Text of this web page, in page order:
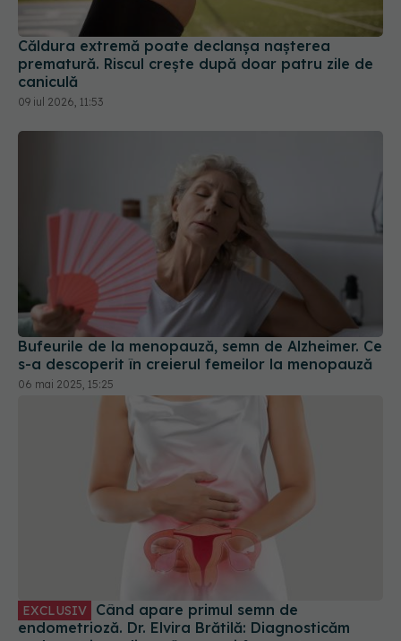
prematură. Riscul crește după doar patru zile de
caniculă
09 iul 2026, 11:53
Bufeurile de la menopauză, semn de Alzheimer. Ce
s-a descoperit în creierul femeilor la menopauză
06 mai 2025, 15:25
endometrioză. Dr. Elvira Brătilă: Diagnosticăm
endometrioza din ce în ce mai frecvent
20 iul 2024, 11:43